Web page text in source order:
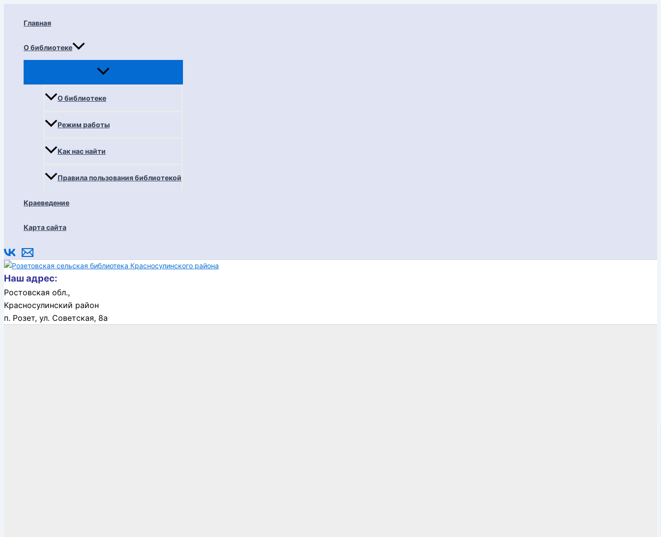
Главная
О библиотеке
О библиотеке
Режим работы
Как нас найти
Правила пользования библиотекой
Краеведение
Карта сайта
Наш адрес:
Ростовская обл.,
Красносулинский район
п. Розет, ул. Советская, 8а